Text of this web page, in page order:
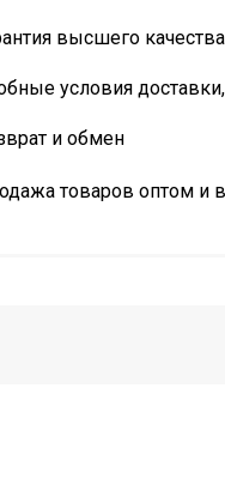
высшего
условия
и обмен
товаров оптом и